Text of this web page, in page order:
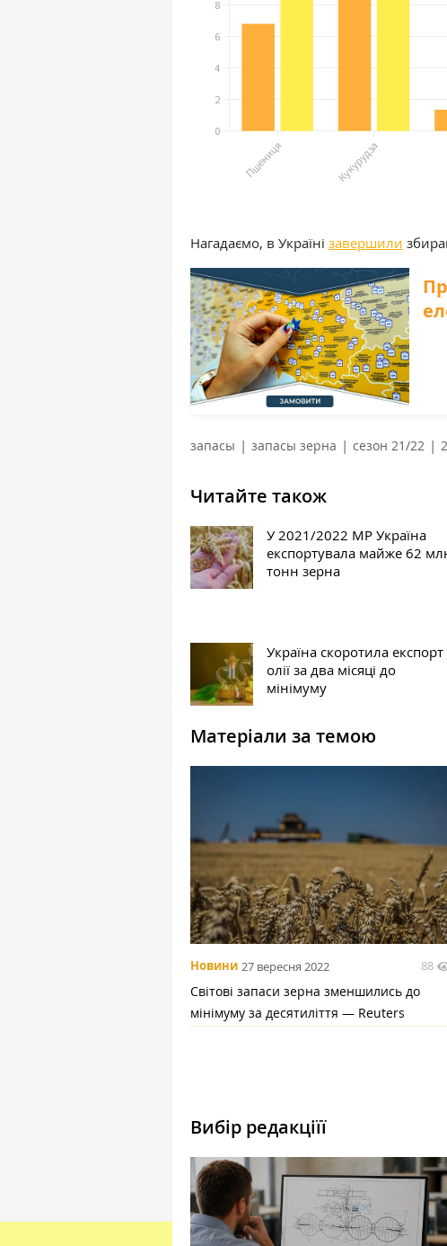
Нагадаємо, в Україні завершили
запасы | запасы зерна | сезон 21/22 |
Читайте також
У 2021/2022 МР Україна
експортувала майже 62
тонн зерна
Україна скоротила експорт
олії за два місяці до
мінімуму
Матеріали за темою
Новини 27 вересня 2022 88
Світові запаси зерна зменшились до
мінімуму за десятиліття — Reuters
Вибір редакціїї